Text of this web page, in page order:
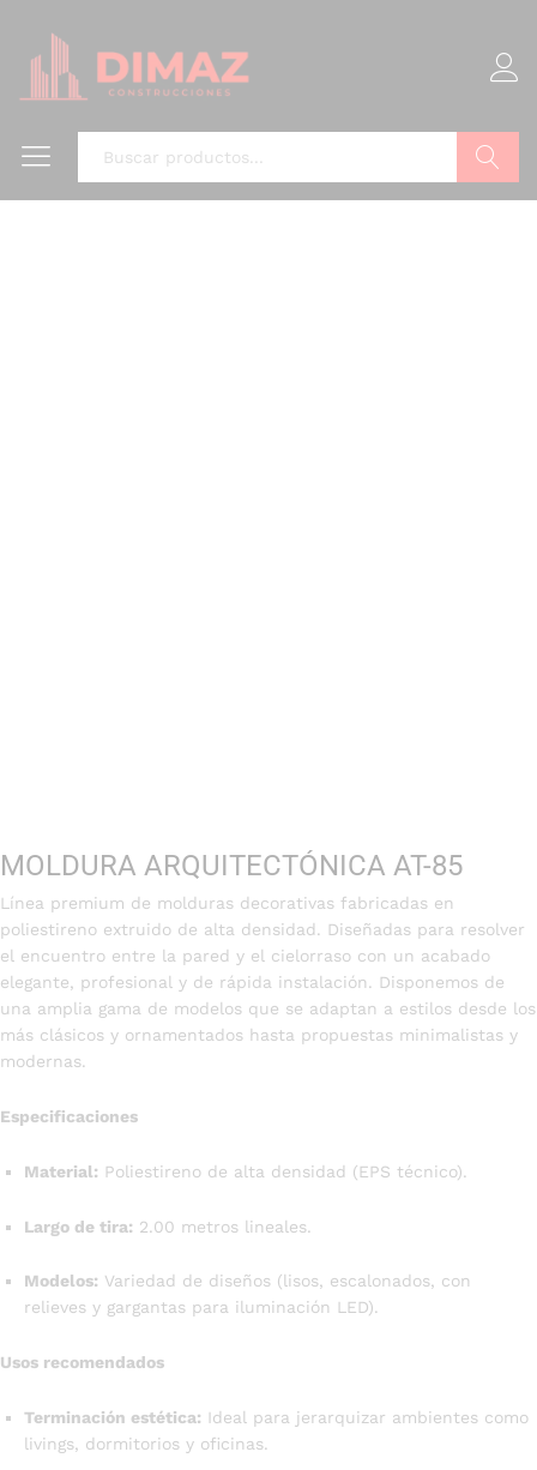
MOLDURA ARQUITECTÓNICA AT-85
Línea premium de molduras decorativas fabricadas en
poliestireno extruido de alta densidad. Diseñadas para resolver
el encuentro entre la pared y el cielorraso con un acabado
elegante, profesional y de rápida instalación. Disponemos de
una amplia gama de modelos que se adaptan a estilos desde los
más clásicos y ornamentados hasta propuestas minimalistas y
modernas.
Especificaciones
Material: Poliestireno de alta densidad (EPS técnico).
Largo de tira: 2.00 metros lineales.
Modelos: Variedad de diseños (lisos, escalonados, con
relieves y gargantas para iluminación LED).
Usos recomendados
Terminación estética: Ideal para jerarquizar ambientes como
livings, dormitorios y oficinas.